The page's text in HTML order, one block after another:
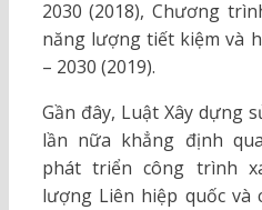
2030 (2018), Chương
năng lượng tiết kiệm và
– 2030 (2019).
Gần đây, Luật Xây dựng
lần nữa khẳng định
phát triển công trình
lượng Liên hiệp quốc và